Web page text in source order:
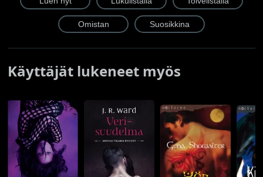
Käyttäjät lukeneet myös